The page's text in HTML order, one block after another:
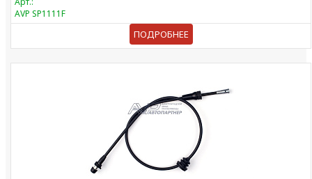
AVP SP1111F
ПОДРОБНЕЕ